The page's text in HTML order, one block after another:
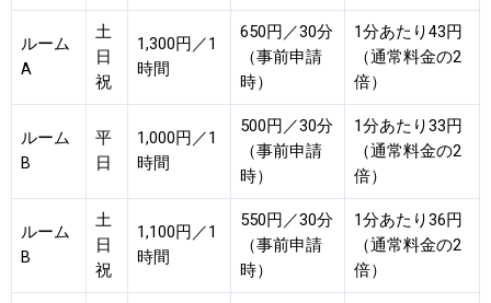
ルーム
A
土
日
祝
1,300円／1
時間
650円／30分
（事前申請
時）
1分あたり43円
（通常料金の2
倍）
ルーム
B
平
日
1,000円／1
時間
500円／30分
（事前申請
時）
1分あたり33円
（通常料金の2
倍）
ルーム
B
土
日
祝
1,100円／1
時間
550円／30分
（事前申請
時）
1分あたり36円
（通常料金の2
倍）